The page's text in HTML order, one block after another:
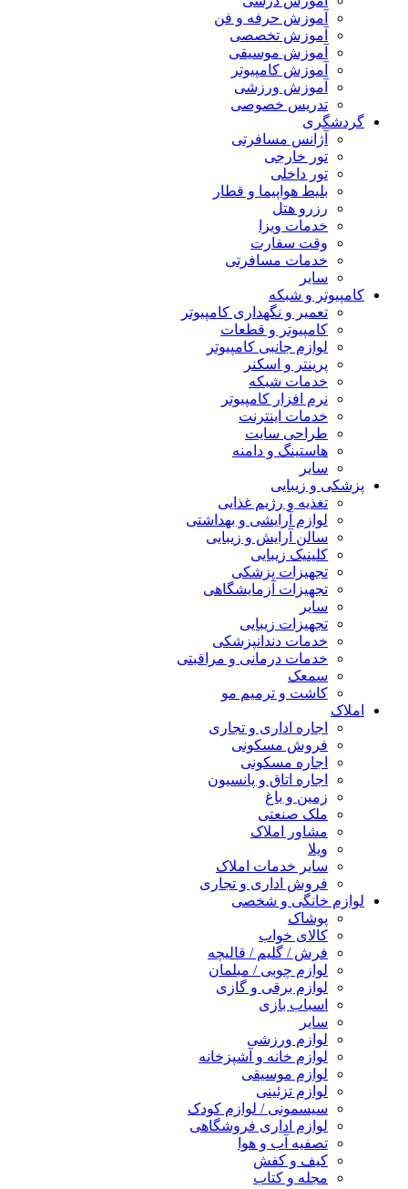
آموزش حرفه و فن
آموزش تخصصی
آموزش موسیقی
آموزش کامپیوتر
آموزش ورزشی
تدریس خصوصی
گردشگری
آژانس مسافرتی
تور خارجی
تور داخلی
بلیط هواپیما و قطار
رزرو هتل
خدمات ویزا
وقت سفارت
خدمات مسافرتی
سایر
کامپیوتر و شبکه
تعمیر و نگهداری کامپیوتر
کامپیوتر و قطعات
لوازم جانبی کامپیوتر
پرینتر و اسکنر
خدمات شبکه
نرم افزار کامپیوتر
خدمات اینترنت
طراحی سایت
هاستینگ و دامنه
سایر
پزشکی و زیبایی
تغذیه و رژیم غذایی
لوازم آرایشی و بهداشتی
سالن آرایش و زیبایی
کلینیک زیبایی
تجهیزات پزشکی
تجهیزات آزمایشگاهی
سایر
تجهیزات زیبایی
خدمات دندانپزشکی
خدمات درمانی و مراقبتی
سمعک
کاشت و ترمیم مو
املاک
اجاره اداری و تجاری
فروش مسکونی
اجاره مسکونی
اجاره اتاق و پانسیون
زمین و باغ
ملک صنعتی
مشاور املاک
ویلا
سایر خدمات املاک
فروش اداری و تجاری
لوازم خانگی و شخصی
پوشاک
کالای خواب
فرش / گلیم / قالیچه
لوازم چوبی / مبلمان
لوازم برقی و گازی
اسباب بازی
سایر
لوازم ورزشی
لوازم خانه و آشپزخانه
لوازم موسیقی
لوازم تزئینی
سیسمونی / لوازم کودک
لوازم اداری فروشگاهی
تصفیه آب و هوا
کیف و کفش
مجله و کتاب